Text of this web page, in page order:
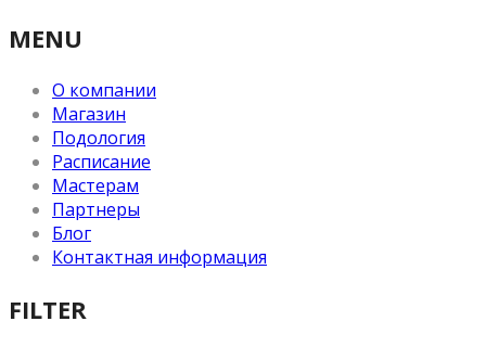
MENU
О компании
Магазин
Подология
Расписание
Мастерам
Партнеры
Блог
Контактная информация
FILTER